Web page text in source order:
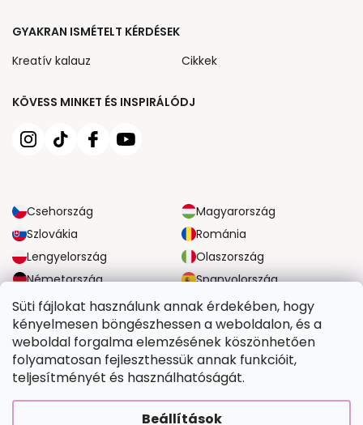
Süti fájlokat használunk annak érdekében, hogy
kényelmesen böngészhessen a weboldalon, és a
weboldal forgalma elemzésének köszönhetően
folyamatosan fejleszthessük annak funkcióit,
teljesítményét és használhatóságát.
Beállítások
KÖVESS MINKET ÉS INSPIRÁLÓDJ
Csehország
Magyarország
Szlovákia
Románia
Lengyelország
Olaszország
Németország
Spanyolország
Nagy-Britannia
Ausztria
GYAKRAN ISMÉTELT KÉRDÉSEK
Kreatív kalauz
Cikkek
MEGBÍZHATÓ SZÁLLÍTÁSI LEHETŐSÉGEK
BIZTONSÁGOS FIZETÉSI LEHETŐSÉGEK